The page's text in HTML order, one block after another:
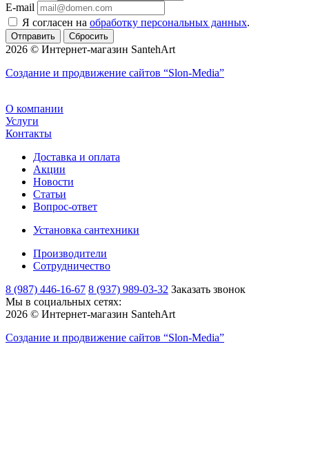
E-mail
Я согласен на обработку персональных данных.
Сбросить
2026 © Интернет-магазин SantehArt
Создание и продвижение сайтов “Slon-Media”
О компании
Услуги
Контакты
Доставка и оплата
Акции
Новости
Статьи
Вопрос-ответ
Установка сантехники
Производители
Сотрудничество
8 (987) 446-16-67 8 (937) 989-03-32 Заказать звонок
Мы в социальных сетях:
2026 © Интернет-магазин SantehArt
Создание и продвижение сайтов “Slon-Media”